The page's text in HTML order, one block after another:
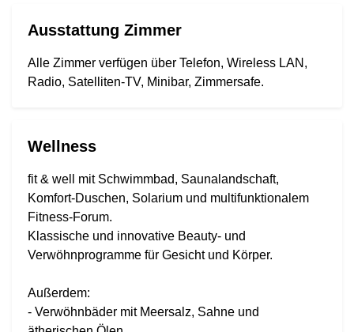
Ausstattung Zimmer
Alle Zimmer verfügen über Telefon, Wireless LAN,
Radio, Satelliten-TV, Minibar, Zimmersafe.
Wellness
fit & well mit Schwimmbad, Saunalandschaft,
Komfort-Duschen, Solarium und multifunktionalem
Fitness-Forum.
Klassische und innovative Beauty- und
Verwöhnprogramme für Gesicht und Körper.
Außerdem:
- Verwöhnbäder mit Meersalz, Sahne und